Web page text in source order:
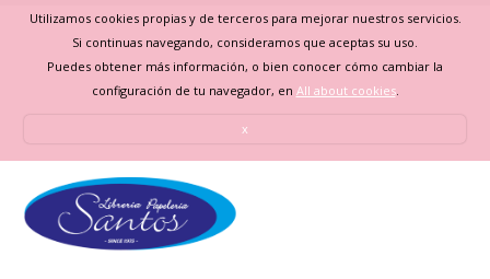
Utilizamos cookies propias y de terceros para mejorar nuestros servicios.
Si continuas navegando, consideramos que aceptas su uso.
Puedes obtener más información, o bien conocer cómo cambiar la
configuración de tu navegador, en All about cookies.
x